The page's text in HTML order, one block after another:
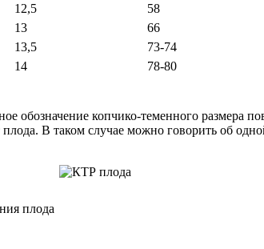
12,5
58
13
66
13,5
73-74
14
78-80
обозначение копчико-теменного размера
В таком случае можно говорить об
плода